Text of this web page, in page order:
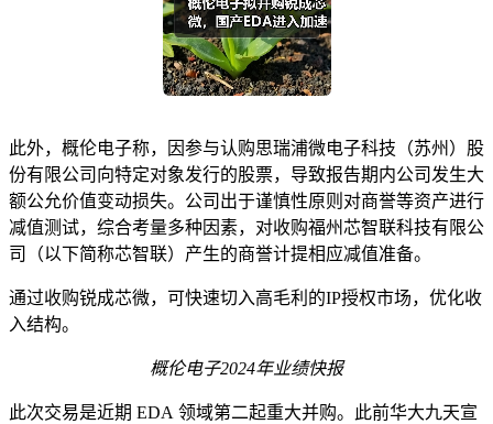
此外，概伦电子称，因参与认购思瑞浦微电子科技（苏州）股
份有限公司向特定对象发行的股票，导致报告期内公司发生大
额公允价值变动损失。公司出于谨慎性原则对商誉等资产进行
减值测试，综合考量多种因素，对收购福州芯智联科技有限公
司（以下简称芯智联）产生的商誉计提相应减值准备。
通过收购锐成芯微，可快速切入高毛利的IP授权市场，优化收
入结构。
概伦电子2024年业绩快报
此次交易是近期 EDA 领域第二起重大并购。此前华大九天宣